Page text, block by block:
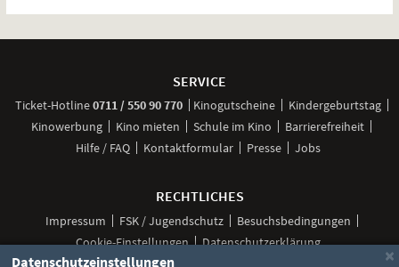
SERVICE
Ticket-Hotline0711 / 550 90 770anrufen
Kinogutscheine
Kindergeburtstag
Kinowerbung
Kino mieten Schule im Kino
Barrierefreiheit
Hilfe / FAQ
Kontaktformular Presse Jobs
RECHTLICHES
Impressum FSK / Jugendschutz
Besuchsbedingungen
Cookie-Einstellungen
Datenschutzerklärung
×
Datenschutzeinstellungen